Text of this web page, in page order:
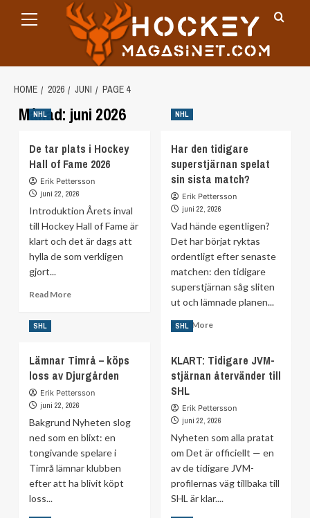
Menu
HOME 2026 JUNI PAGE 4
Månad: juni 2026
NHL
De tar plats i Hockey
Hall of Fame 2026
Erik Pettersson
juni 22, 2026
Introduktion Årets inval
till Hockey Hall of Fame är
klart och det är dags att
hylla de som verkligen
gjort...
Read MoreRead
plats
i
Hockey
Hall
of
Fame
2026
NHL
Har den tidigare
superstjärnan spelat
sin sista match?
Erik Pettersson
juni 22, 2026
Vad hände egentligen?
Det har börjat ryktas
ordentligt efter senaste
matchen: den tidigare
superstjärnan såg sliten
ut och lämnade planen...
Read MoreRead
Har
den
sista
match?
SHL
Lämnar Timrå – köps
loss av Djurgården
Erik Pettersson
juni 22, 2026
Bakgrund Nyheten slog
ned som en blixt: en
tongivande spelare i
Timrå lämnar klubben
efter att ha blivit köpt
loss...
SHL
KLART: Tidigare JVM-
stjärnan återvänder till
SHL
Erik Pettersson
juni 22, 2026
Nyheten som alla pratat
om Det är officiellt — en
av de tidigare JVM-
profilernas väg tillbaka till
SHL är klar....